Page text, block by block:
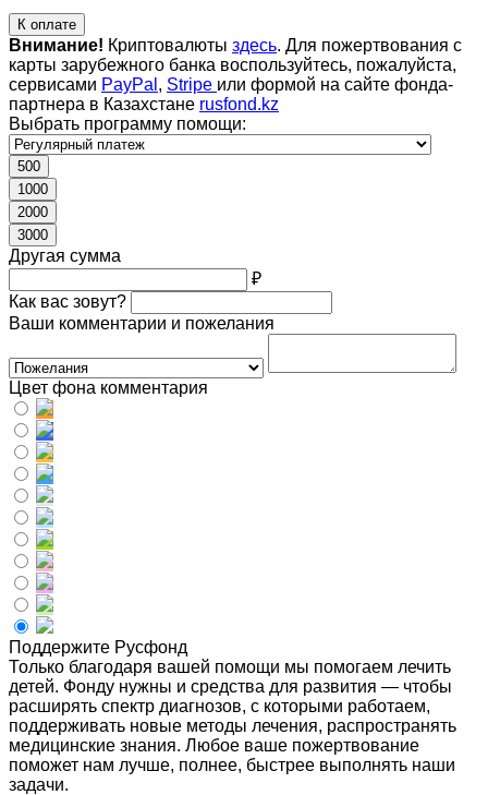
К оплате
Внимание! Криптовалюты здесь. Для пожертвования с
карты зарубежного банка воспользуйтесь, пожалуйста,
сервисами PayPal , Stripe или формой на сайте фонда-
партнера в Казахстане rusfond.kz
Выбрать программу помощи:
500
1000
2000
3000
Другая сумма
₽
Как вас зовут?
Ваши комментарии и пожелания
Цвет фона комментария
Поддержите Русфонд
Только благодаря вашей помощи мы помогаем лечить
детей. Фонду нужны и средства для развития — чтобы
расширять спектр диагнозов, с которыми работаем,
поддерживать новые методы лечения, распространять
медицинские знания. Любое ваше пожертвование
поможет нам лучше, полнее, быстрее выполнять наши
задачи.